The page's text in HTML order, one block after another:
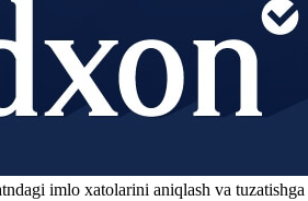
imlo xatolarini aniqlash va